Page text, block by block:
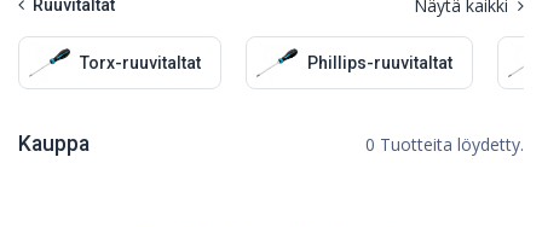
Ruuvitaltat Näytä kaikki
Torx-ruuvitaltat Phillips-ruuvitaltat
Kauppa 0 Tuotteita löydetty.